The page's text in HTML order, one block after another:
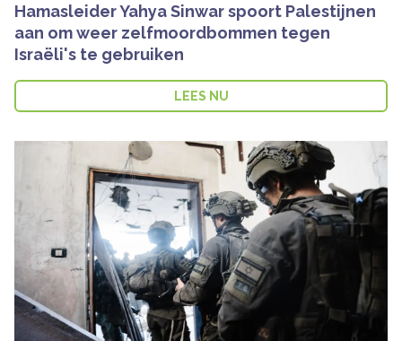
Hamasleider Yahya Sinwar spoort Palestijnen
aan om weer zelfmoordbommen tegen
Israëli's te gebruiken
LEES NU